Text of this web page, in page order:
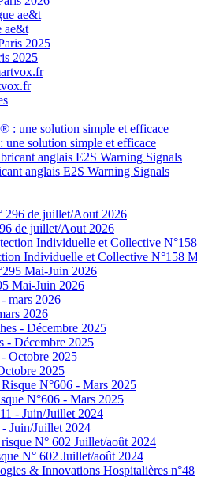
ae&t
2025
solution simple et efficace
anglais E2S Warning Signals
de juillet/Aout 2026
Individuelle et Collective N°158
Mai-Juin 2026
2026
- Décembre 2025
2025
N°606 - Mars 2025
Juin/Juillet 2024
N° 602 Juillet/août 2024